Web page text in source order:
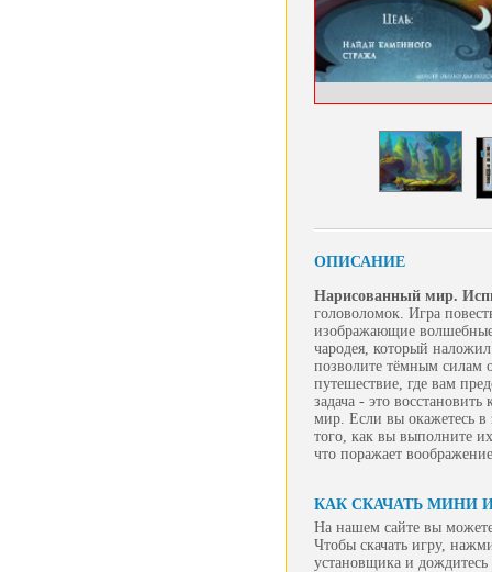
ОПИСАНИЕ
Нарисованный мир.
головоломок. Игра
изображающие
чародея, который
позволите тёмным силам
путешествие, где вам
задача - это
мир. Если вы окажетесь в
того, как вы выполните
что поражает
КАК СКАЧАТЬ МИНИ
На нашем сайте вы
Чтобы скачать игру,
установщика и